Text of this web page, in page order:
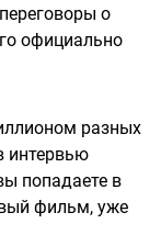
о
официально
разных
интервью
попадаете в
фильм, уже